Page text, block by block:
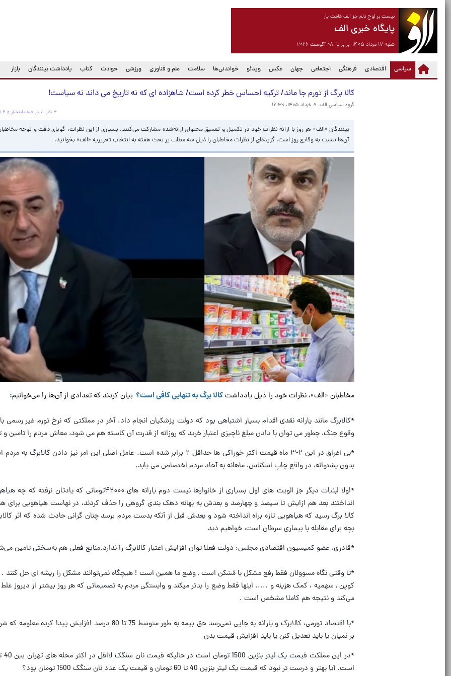
نیست بر لوح دلم جز الف قامت یار
پایگاه خبری الف
شنبه ۱۷ مرداد ۱۴۰۵ برابر با ۰۸ آگوست ۲۰۲۶
سیاسی
(current) اقتصادی فرهنگی اجتماعی جهان عکس ویدئو خواندنی‌ها سلامت علم و فناوری ورزشی حوادث کتاب یادداشت بینندگان بازار
کالا برگ از تورم جا ماند/ ترکیه احساس خطر کرده است/ شاهزاده ای که نه تاریخ می داند نه سیاست!
گروه سیاسی الف، ۸ خرداد ۱۴۰۵، ۱۶:۳۰
۴ نظر، ۰ در صف انتشار و ۲ تکراری یا غیرقابل انتشار
بینندگان «الف» هر روز با ارائه نظرات خود در تکمیل و تعمیق محتوای ارائه‌شده مشارکت می‌کنند. بسیاری از این نظرات، گویای دقت و توجه
آن‌ها نسبت به وقایع روز است. گزیده‌ای از نظرات مخاطبان را ذیل سه مطلب پر بحث هفته به انتخاب تحریریه «الف» بخوانید.
مخاطبان «الف»، نظرات خود را ذیل یادداشتکالا برگ به تنهایی کافی است؟ بیان کردند که تعدادی از آن‌ها را می‌خوانیم:
*کالابرگ مانند یارانه نقدی اقدام بسیار اشتباهی بود که دولت پزشکیان انجام داد. آخر در مملکتی که نرخ تورم غیر رسمی
وقوع جنگ، چطور می توان با دادن مبلغ ناچیزی اعتبار خرید که روزانه از قدرت آن کاسته هم می شود، معاش مردم را تامین و
*بی اغراق در این ۲-۳ ماه قیمت اکثر خوراکی ها حداقل ۲ برابر شده است. عامل اصلی این امر نیز دادن
بدون پشتوانه، در واقع چاپ اسکناس، ماهانه به آحاد مردم اختصاص می یابد.
*اولا لبنیات دیگر جز الویت های اول بسیاری از خانوارها نیست دوم یارانه های ۴۲۰۰۰تومانی
انداختند بعد هم ازایش تا سیصد و چهارصد و بعدش به بهانه دهک بندی گروهی را حذف کردند، در نهاست هیاهویی برای
کالا برگ رسید که هیاهویی تازه براه انداخته شود و بعدش قبل از آنکه بدست مردم برسد چنان گرانی حادث شده که اثر
بچه برای مقابله با بیماری سرطان است، خواهیم دید
*قادری، عضو کمیسیون اقتصادی مجلس: دولت فعلا توان افزایش اعتبار کالابرگ را ندارد.منابع فعلی هم به‌سختی تامین
*تا وقتی نگاه مسوولان فقط رفع مشکل با مُسَکن است , وضع ما همین است ! هیچگاه نمی‌توانند مشکل را ریشه ای حل کنند .
کوپن , سهمیه ، کمک هزینه و ..... اینها فقط وضع را بدتر میکند و وابستگی مردم به تصمیماتی که هر روز بیشتر از دیروز
می‌کند و نتیجه هم کاملا مشخص است .
*با اقتصاد تورمی، کالابرگ و یارانه به جایی نمی‌رسد حق بیمه به طور متوسط 75 تا 80 درصد
بر نمیان یا باید تعدیل کنن یا باید افزایش قیمت بدن
است. آیا بهتر و درست تر نبود که قیمت یک لیتر بنزین 40 تا 60 تومان و قیمت یک عدد نان سنگک 1500 تومان بود؟